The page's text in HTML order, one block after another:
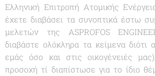
Ελληνική Επιτροπή Ατομικής
έχετε διαβάσει τα συνοπτικά έστω
μελετών της ASPROFOS
διαβάστε ολόκληρα τα κείμενα
εμάς όσο και στις οικογένειές
προσοχή τί διαπίστωσε για το ίδιο